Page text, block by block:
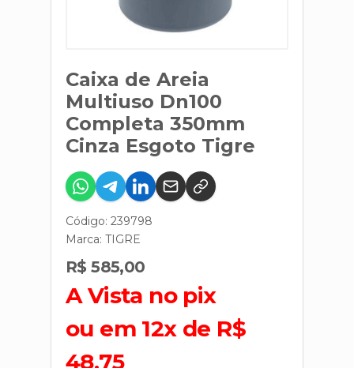
Caixa de Areia
Multiuso Dn100
Completa 350mm
Cinza Esgoto Tigre
Código: 239798
Marca: TIGRE
R$ 585,00
A Vista no pix
ou em 12x de R$
48,75